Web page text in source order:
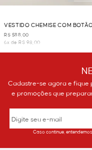
VESTIDO CHEMISE COM
R$ 588,00
6x de R$ 98,00
Cadastre-se agora e fique
e promoções que
Caso continue,